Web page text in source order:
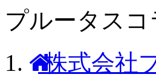
プルータスコ
株式会社